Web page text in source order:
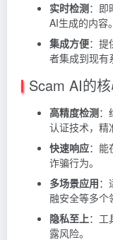
实时检测：即
AI生成的内容。
集成方便：提
者集成到现有
Scam AI的
高精度检测：
认证技术，精
快速响应：能
诈骗行为。
多场景应用：
融安全等多个
隐私至上：工
露风险。